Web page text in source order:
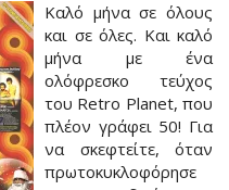
Καλό μήνα σε όλους
και σε όλες. Και καλό
μήνα με ένα
ολόφρεσκο τεύχος
του Retro Planet, που
πλέον γράφει 50! Για
να σκεφτείτε, όταν
πρωτοκυκλοφόρησε